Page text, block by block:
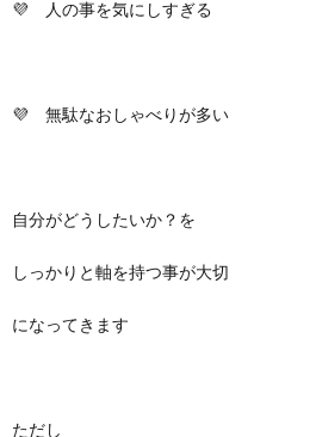
💜 人の事を気にしすぎる
💜 無駄なおしゃべりが多い
自分がどうしたいか？を
しっかりと軸を持つ事が大切
になってきます
ただし